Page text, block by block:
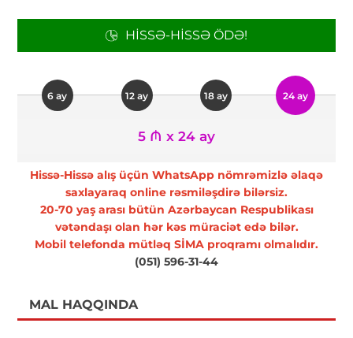
HISSƏ-HISSƏ ÖDƏ!
6 ay 12 ay 18 ay 24 ay
5 ₼ x 24 ay
Hissə-Hissə alış üçün WhatsApp nömrəmizlə əlaqə
saxlayaraq online rəsmiləşdirə bilərsiz.
20-70 yaş arası bütün Azərbaycan Respublikası
vətəndaşı olan hər kəs müraciət edə bilər.
Mobil telefonda mütləq SİMA proqramı olmalıdır.
(051) 596-31-44
MAL HAQQINDA